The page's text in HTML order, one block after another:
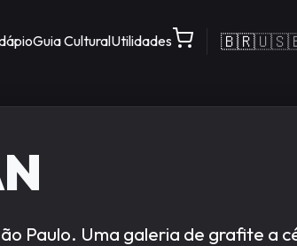
Guia CulturalUtilidades 🇧🇷🇺🇸
Paulo. Uma galeria de grafite a